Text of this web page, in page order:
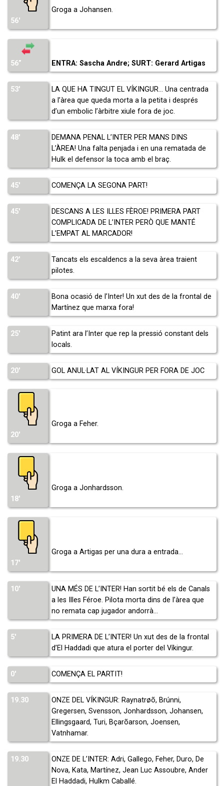
56′
Groga a Johansen.
56” ENTRA: Sascha Andre; SURT: Gerard Artigas
53′
LA QUE HA TINGUT EL VÍKINGUR… Una centrada
a l’àrea que queda morta a la petita i després
d’un embolic l’àrbitre xiule fora de joc.
48′
DEMANA PENAL L’INTER PER MANS DINS
L’ÀREA! Una falta penjada i en una rematada de
Hulk el defensor la toca amb el braç.
45′ COMENÇA LA SEGONA PART!
45′
DESCANS A LES ILLES FÈROE! PRIMERA PART
COMPLICADA DE L’INTER PERÒ QUE MANTÉ
L’EMPAT AL MARCADOR!
42′
Tancats els escaldencs a la seva àrea traient
pilotes.
40′
Bona ocasió de l’Inter! Un xut des de la frontal de
Martínez que marxa fora!
25′
Patint ara l’Inter que rep la pressió constant dels
locals.
20′ GOL ANUL·LAT AL VÍKINGUR PER FORA DE JOC
20′
Groga a Feher.
18′
Groga a Jonhardsson.
17′
Groga a Artigas per una dura a entrada…
10′
UNA MÉS DE L’INTER! Han sortit bé els de Canals
a les Illes Féroe. Pilota morta dins de l’àrea que
no remata cap jugador andorrà…
5′
LA PRIMERA DE L’INTER! Un xut des de la frontal
d’El Haddadi que atura el porter del Víkingur.
0′ COMENÇA EL PARTIT!
19.30
ONZE DEL VÍKINGUR: Raynatrøõ, Brúnni,
Gregersen, Svensson, Jonhardsson, Johansen,
Ellingsgaard, Turi, Bçarõarson, Joensen,
Vatnhamar.
19.30
ONZE DE L’INTER: Adri, Gallego, Feher, Duro, De
Nova, Kata, Martínez, Jean Luc Assoubre, Ander
El Haddadi, Hulkm Caballé.